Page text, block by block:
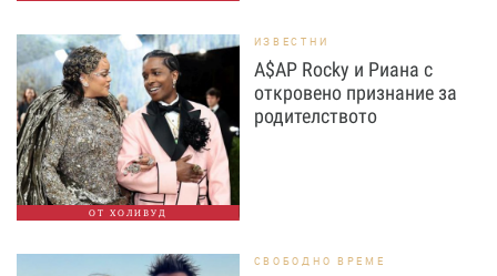
ОТ ХОЛИВУД
ИЗВЕСТНИ
A$AP Rocky и Риана с
откровено признание за
родителството
СВОБОДНО ВРЕМЕ